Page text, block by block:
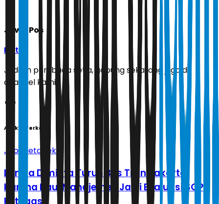
Jawa Pos
Ikuti
Jadilah pembaca setia, gabung sekarang juga di
channel kami!
Artikel Terkait
Jabodetabek
Lansia Diminta Turun Bus Transjakarta
Karena Bau, Manajemen Janji Evaluasi SOP
Petugas